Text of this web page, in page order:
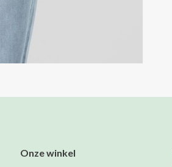
Onze winkel